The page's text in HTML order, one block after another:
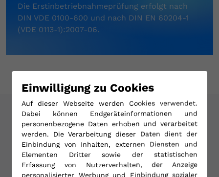
Die Erstinbetriebnahmeprüfung erfolgt nach
DIN VDE 0100-600 und nach DIN EN 60204-1
(VDE 0113-1):2007-06.
Ihr Mehrwert durch eine
Prüfung mit Uns
Einwilligung zu Cookies
Auf dieser Webseite werden Cookies verwendet.
Dabei können Endgeräteinformationen und
personenbezogene Daten erhoben und verarbeitet
werden. Die Verarbeitung dieser Daten dient der
Einbindung von Inhalten, externen Diensten und
Elementen Dritter sowie der statistischen
Erfassung von Nutzerverhalten, der Anzeige
personalisierter Werbung und Einbindung sozialer